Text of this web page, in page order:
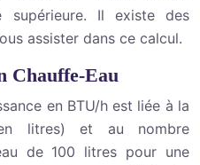
supérieure. Il existe des
assister dans ce calcul.
Chauffe-Eau
en BTU/h est liée à la
litres) et au nombre
de 100 litres pour une